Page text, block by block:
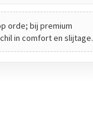
orde; bij premium
in comfort en slijtage.